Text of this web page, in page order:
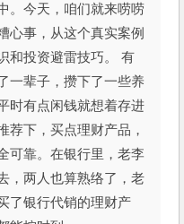
。今天，咱们就来唠唠
心事，从这个真实案例
和投资避雷技巧。 有
一辈子，攒下了一些养
时有点闲钱就想着存进
荐下，买点理财产品，
可靠。在银行里，老李
，两人也算熟络了，老
了银行代销的理财产